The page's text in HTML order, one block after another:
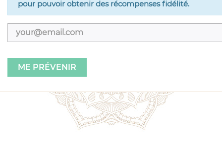
pour pouvoir obtenir des récompenses fidélité.
ME PRÉVENIR